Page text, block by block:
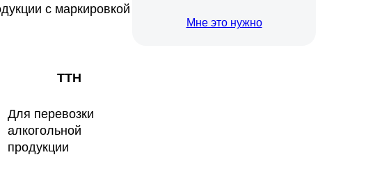
Мне это нужно
с маркировкой
ТТН
Для перевозки
алкогольной
продукции